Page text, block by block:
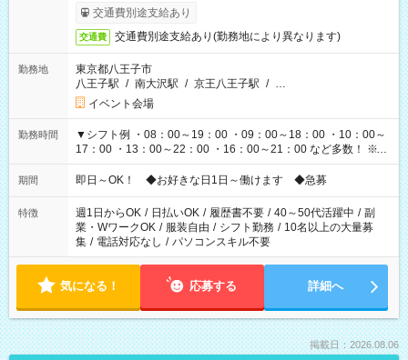
も異なります
交通費別途支給あり
交通費 交通費別途支給あり(勤務地により異なります)
勤務地
東京都八王子市
八王子駅 / 南大沢駅 / 京王八王子駅 / …
イベント会場
勤務時間
▼シフト例 ・08：00～19：00 ・09：00～18：00 ・10：00～
17：00 ・13：00～22：00 ・16：00～21：00 など多数！ ※お
仕事により勤務時間が異なります
期間 即日～OK！ ◆お好きな日1日～働けます ◆急募
特徴 週1日からOK / 日払いOK / 履歴書不要 / 40～50代活躍中 / 副
業・WワークOK / 服装自由 / シフト勤務 / 10名以上の大量募
集 / 電話対応なし / パソコンスキル不要
気になる！ 応募する 詳細へ
掲載日：2026.08.06